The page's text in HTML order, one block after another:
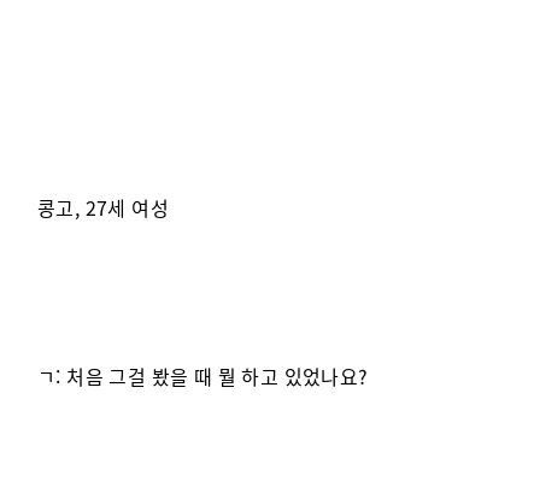
콩고, 27세 여성
ㄱ: 처음 그걸 봤을 때 뭘 하고 있었나요?